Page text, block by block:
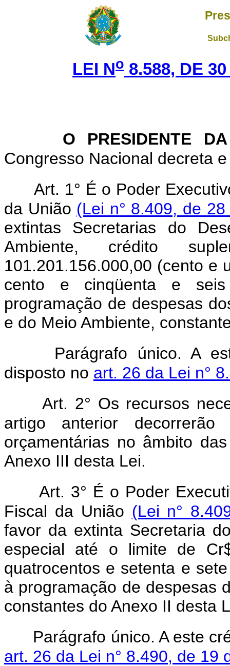
LEI No 8.588, DE
O PRESIDENTE
Congresso Nacional decreta
Art. 1° É o Poder
da União (Lei n° 8.409, de
extintas Secretarias do
Ambiente, crédito
101.201.156.000,00 (cento e
cento e cinqüenta e
programação de despesas
e do Meio Ambiente,
Parágrafo único. A
disposto no art. 26 da Lei n°
Art. 2° Os recursos
artigo anterior
orçamentárias no âmbito
Anexo III desta Lei.
Art. 3° É o Poder
Fiscal da União (Lei n°
favor da extinta Secretaria
especial até o limite de
quatrocentos e setenta e
à programação de despesas
constantes do Anexo II desta
Parágrafo único. A este
art. 26 da Lei n° 8.490, de 19